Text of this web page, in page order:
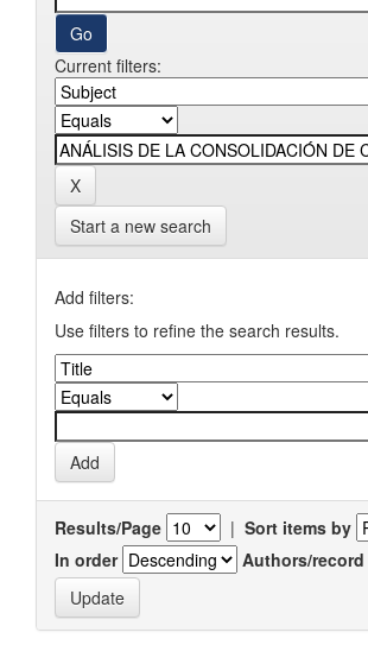
Current filters:
Start a new search
Add filters:
Use filters to refine the search results.
Results/Page | Sort items by
In order
Authors/record